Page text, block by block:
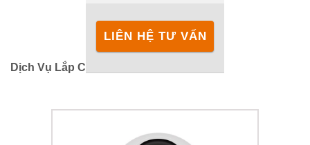
LIÊN HỆ TƯ VẤN
Dịch Vụ Lắp Camera FPT Rẻ Nhất